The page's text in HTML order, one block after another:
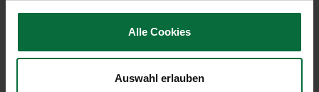
Alle Cookies
Auswahl erlauben